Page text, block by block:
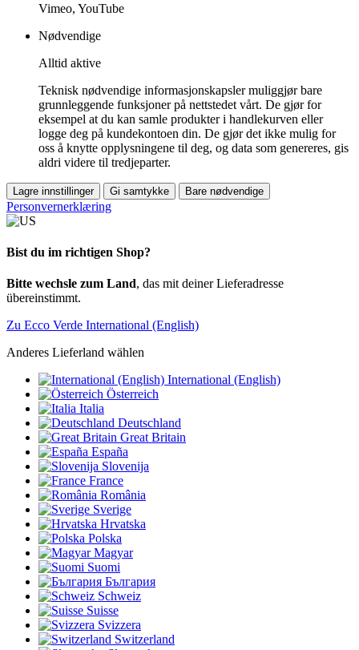
Vimeo, YouTube
Nødvendige
Alltid aktive
Teknisk nødvendige informasjonskapsler muliggjør bare
grunnleggende funksjoner på nettstedet vårt. De gjør for
eksempel at du kan samle produkter i handlekurven eller
logge deg på kundekontoen din. De gjør det ikke mulig for
oss å knytte opplysningene til deg, og data som genereres, gis
aldri videre til tredjeparter.
Lagre innstillinger Gi samtykke Bare nødvendige
Personvernerklæring
Bist du im richtigen Shop?
Bitte wechsle zum Land, das mit deiner Lieferadresse
übereinstimmt.
Zu Ecco Verde International (English)
Anderes Lieferland wählen
International (English)
Österreich
Italia
Deutschland
Great Britain
España
Slovenija
France
România
Sverige
Hrvatska
Polska
Magyar
Suomi
България
Schweiz
Suisse
Svizzera
Switzerland